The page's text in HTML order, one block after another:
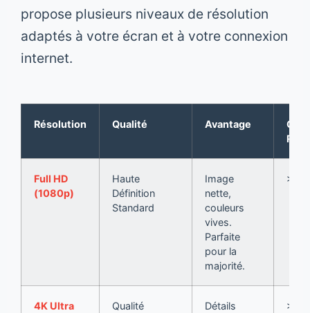
propose plusieurs niveaux de résolution
adaptés à votre écran et à votre connexion
internet.
Résolution Qualité Avantage
Full HD
(1080p)
Haute
Définition
Standard
Image
nette,
couleurs
vives.
Parfaite
pour la
majorité.
> 15
4K Ultra
Qualité
Détails
>